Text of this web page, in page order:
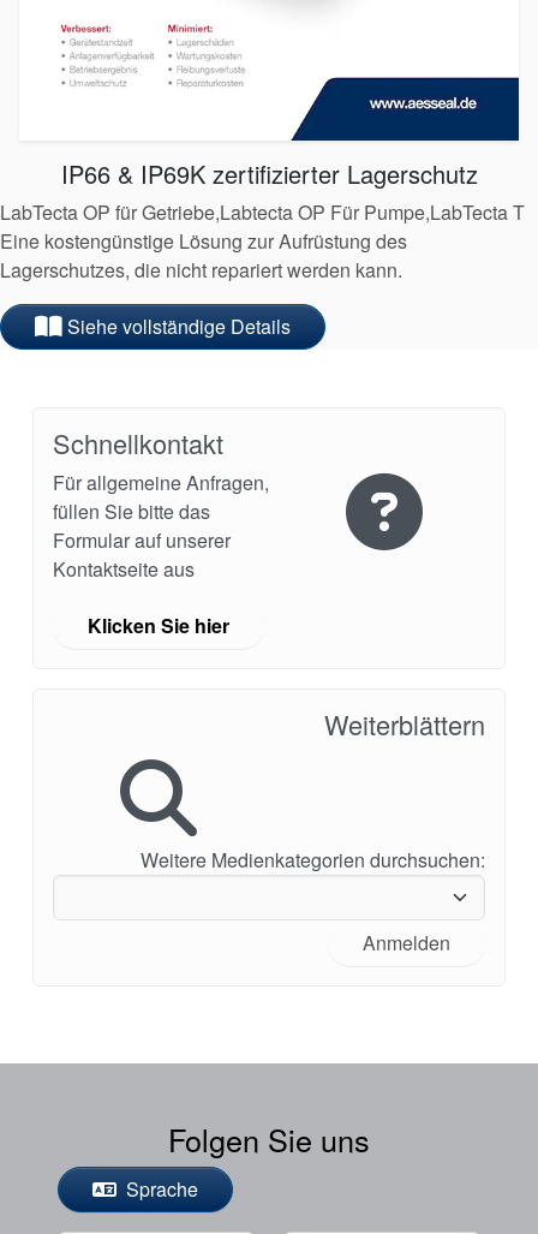
IP66 & IP69K zertifizierter Lagerschutz
LabTecta OP für Getriebe,Labtecta OP Für Pumpe,LabTecta T
Eine kostengünstige Lösung zur Aufrüstung des
Lagerschutzes, die nicht repariert werden kann.
Siehe vollständige Details
Schnellkontakt
Für allgemeine Anfragen,
füllen Sie bitte das
Formular auf unserer
Kontaktseite aus
Klicken Sie hier
Weiterblättern
Weitere Medienkategorien durchsuchen:
Anmelden
Folgen Sie uns
Sprache